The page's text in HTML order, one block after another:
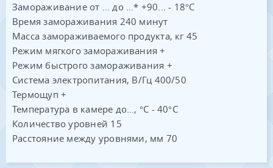
Замораживание от … до …* +90... - 18°С
Время замораживания 240 минут
Масса замораживаемого продукта, кг 45
Режим мягкого замораживания +
Режим быстрого замораживания +
Система электропитания, В/Гц 400/50
Термощуп +
Температура в камере до…, °С - 40°С
Количество уровней 15
Расстояние между уровнями, мм 70